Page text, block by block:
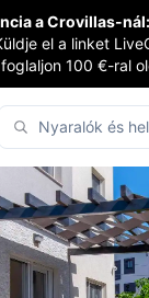
a Crovillas-nál:
el a linket
100 €-ral